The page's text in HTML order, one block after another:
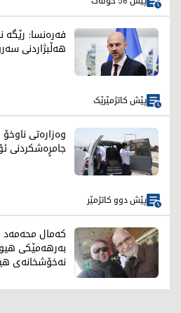
فەرەنسا: رێگە
هەڵبژاردنی
پێش کاتژمێرێک
وەزارەتی
جامڕەشکردنی
پێش دوو کاتژمێر
کەمال محەمەد
بەرهەمێکی
نەخۆشخانەی